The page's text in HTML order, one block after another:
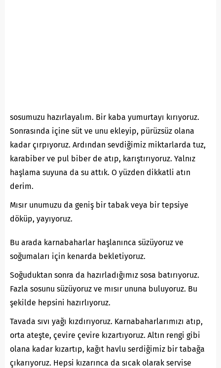
sosumuzu hazırlayalım. Bir kaba yumurtayı kırıyoruz.
Sonrasında içine süt ve unu ekleyip, pürüzsüz olana
kadar çırpıyoruz. Ardından sevdiğimiz miktarlarda tuz,
karabiber ve pul biber de atıp, karıştırıyoruz. Yalnız
haşlama suyuna da su attık. O yüzden dikkatli atın
derim.
Mısır unumuzu da geniş bir tabak veya bir tepsiye
döküp, yayıyoruz.
Bu arada karnabaharlar haşlanınca süzüyoruz ve
soğumaları için kenarda bekletiyoruz.
Soğuduktan sonra da hazırladığımız sosa batırıyoruz.
Fazla sosunu süzüyoruz ve mısır ununa buluyoruz. Bu
şekilde hepsini hazırlıyoruz.
Tavada sıvı yağı kızdırıyoruz. Karnabaharlarımızı atıp,
orta ateşte, çevire çevire kızartıyoruz. Altın rengi gibi
olana kadar kızartıp, kağıt havlu serdiğimiz bir tabağa
çıkarıyoruz. Hepsi kızarınca da sıcak olarak servise